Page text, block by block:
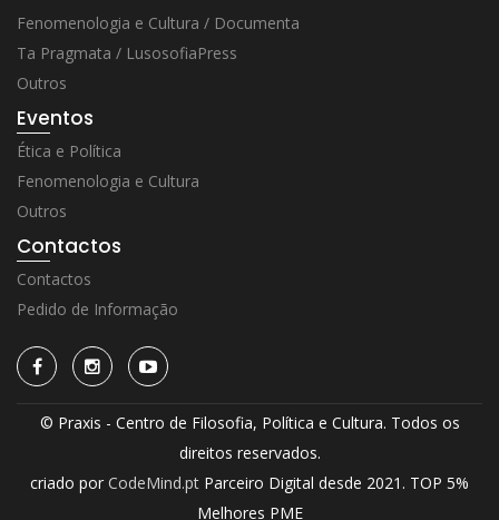
Fenomenologia e Cultura / Documenta
Ta Pragmata / LusosofiaPress
Outros
Eventos
Ética e Política
Fenomenologia e Cultura
Outros
Contactos
Contactos
Pedido de Informação
© Praxis - Centro de Filosofia, Política e Cultura. Todos os
direitos reservados.
criado por CodeMind.pt Parceiro Digital desde 2021. TOP 5%
Melhores PME